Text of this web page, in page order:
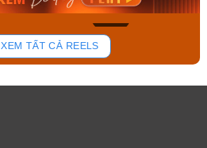
168
XEM TẤT CẢ REELS